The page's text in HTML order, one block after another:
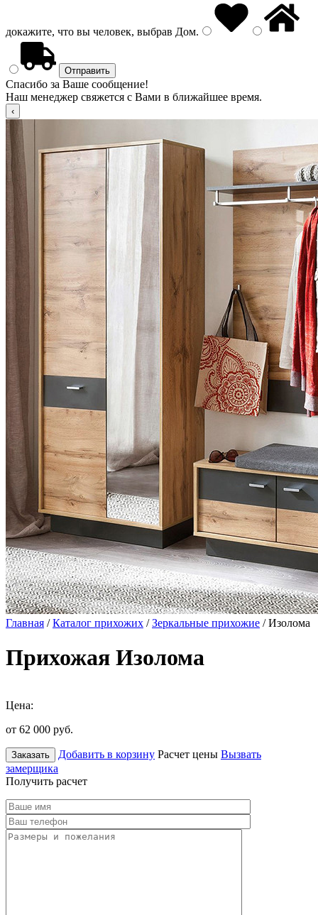
докажите, что вы человек, выбрав Дом.
Спасибо за Ваше сообщение!
Наш менеджер свяжется с Вами в ближайшее время.
Главная /Каталог прихожих /Зеркальные прихожие / Изолома
Прихожая Изолома
Цена:
от 62 000 руб.
Заказать Добавить в корзину Расчет цены Вызвать
замерщика
Получить расчет